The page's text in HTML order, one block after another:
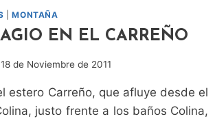
|MONTAÑA
EN EL CARREÑO
18 de Noviembre de 2011
estero Carreño, que afluye desde el
justo frente a los baños Colina,